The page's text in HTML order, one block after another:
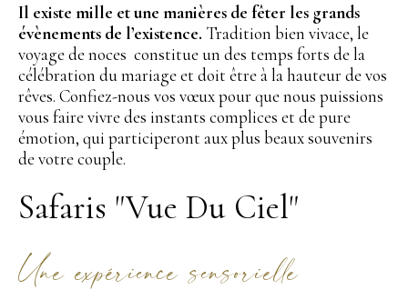
Il existe mille et une manières de fêter les grands
évènements de l’existence. Tradition bien vivace, le
voyage de noces constitue un des temps forts de la
célébration du mariage et doit être à la hauteur de vos
rêves. Confiez-nous vos vœux pour que nous puissions
vous faire vivre des instants complices et de pure
émotion, qui participeront aux plus beaux souvenirs
de votre couple.
Safaris "Vue Du Ciel"
Une expérience sensorielle